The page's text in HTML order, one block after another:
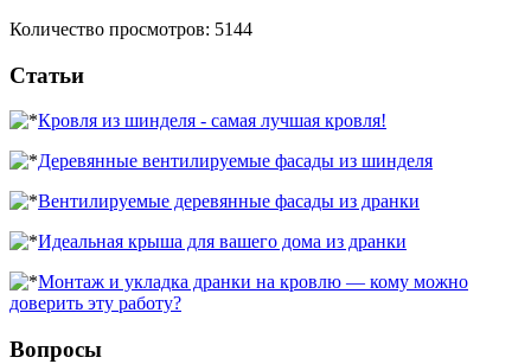
Количество просмотров: 5144
Статьи
Кровля из шинделя - самая лучшая кровля!
Деревянные вентилируемые фасады из шинделя
Вентилируемые деревянные фасады из дранки
Идеальная крыша для вашего дома из дранки
Монтаж и укладка дранки на кровлю — кому можно
доверить эту работу?
Вопросы